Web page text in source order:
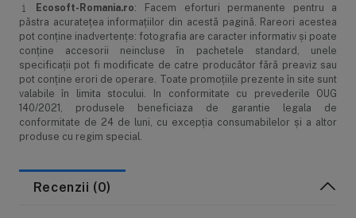
Model: UC-V LED 8W
Debit :1.5-3.1 l/m
Putere nominala: 8W
Voltaj nominal: 24 VDC
Durata de viata: 2000 ore (5 ani de utilizare medie)
UVT%: Peste 90%
Temperatura operare: Min. 0 ºC, Max. 45º C
Presiune de lucru: Max. 6 bar
Conexiuni: Mufe rapide 1/4” (6 mm)
Acest sterilizator se monteaza dupa un sistem de purificare
Ecosoft-Romania.ro: Facem eforturi permanente pentru a
păstra acurateţea informaţiilor din acestă pagină. Rareori acestea
pot conţine inadvertenţe: fotografia are caracter informativ şi poate
conţine accesorii neincluse în pachetele standard, unele
specificaţii pot fi modificate de catre producător fără preaviz sau
pot conţine erori de operare. Toate promoţiile prezente în site sunt
valabile în limita stocului. In conformitate cu prevederile OUG
140/2021, produsele beneficiaza de garantie legala de
conformitate de 24 de luni, cu excepția consumabilelor și a altor
produse cu regim special.
Recenzii (0)